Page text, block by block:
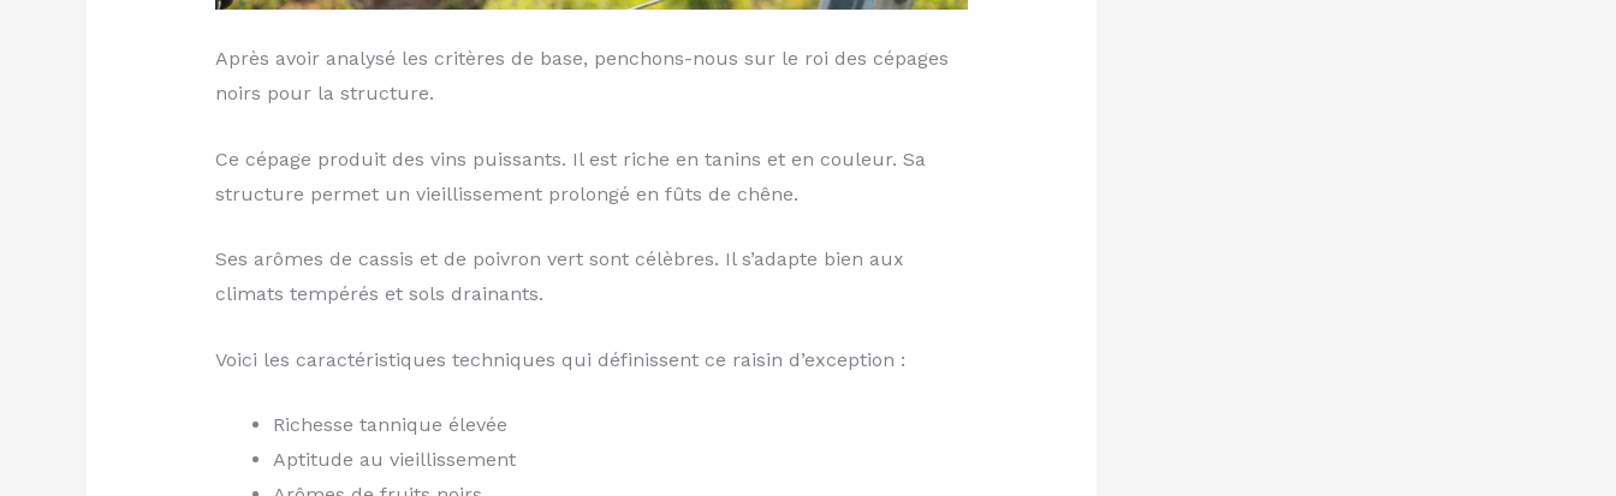
Après avoir analysé les critères de base, penchons-nous sur le roi des cépages
noirs pour la structure.
Ce cépage produit des vins puissants. Il est riche en tanins et en couleur. Sa
structure permet un vieillissement prolongé en fûts de chêne.
Ses arômes de cassis et de poivron vert sont célèbres. Il s’adapte bien aux
climats tempérés et sols drainants.
Voici les caractéristiques techniques qui définissent ce raisin d’exception :
Richesse tannique élevée
Aptitude au vieillissement